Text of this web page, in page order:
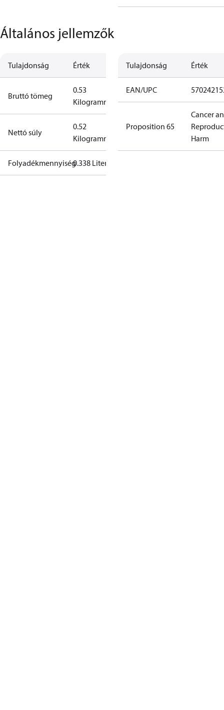
Általános jellemzők
Tulajdonság Érték
Bruttó tömeg
0.53
Kilogramm
Nettó súly
0.52
Kilogramm
Folyadékmennyiség0.338 Liter
Tulajdonság Érték
EAN/UPC
Proposition 65
Cancer
Harm